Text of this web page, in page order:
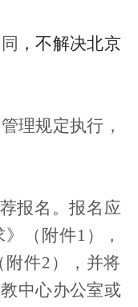
，不解决北京
理规定执行，
报名。报名应
（附件1），
件2），并将
中心办公室或